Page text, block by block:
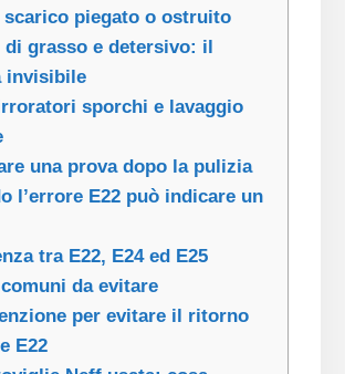
piegato o ostruito
grasso e detersivo: il
invisibile
sporchi e lavaggio
una prova dopo la pulizia
l’errore E22 può indicare un
tra E22, E24 ed E25
da evitare
per evitare il ritorno
E22